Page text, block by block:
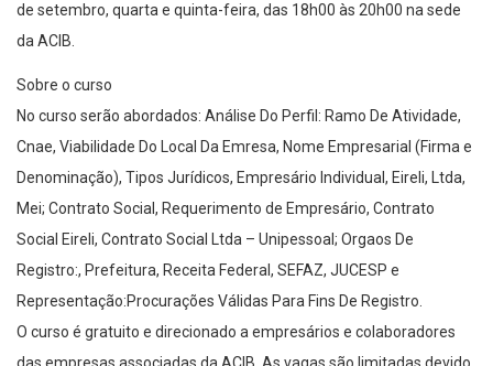
de setembro, quarta e quinta-feira, das 18h00 às 20h00 na sede
da ACIB.
Sobre o curso
No curso serão abordados: Análise Do Perfil: Ramo De Atividade,
Cnae, Viabilidade Do Local Da Emresa, Nome Empresarial (Firma e
Denominação), Tipos Jurídicos, Empresário Individual, Eireli, Ltda,
Mei; Contrato Social, Requerimento de Empresário, Contrato
Social Eireli, Contrato Social Ltda – Unipessoal; Orgaos De
Registro:, Prefeitura, Receita Federal, SEFAZ, JUCESP e
Representação:Procurações Válidas Para Fins De Registro.
O curso é gratuito e direcionado a empresários e colaboradores